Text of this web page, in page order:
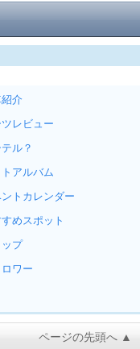
介
レビュー
ル？
アルバム
トカレンダー
めスポット
プ
ワー
ページの先頭へ ▲